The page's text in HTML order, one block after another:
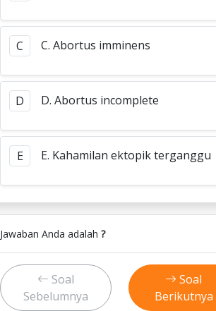
C C. Abortus imminens
D D. Abortus incomplete
E E. Kahamilan ektopik terganggu
Jawaban Anda adalah ?
Soal
Sebelumnya
Soal
Berikutnya